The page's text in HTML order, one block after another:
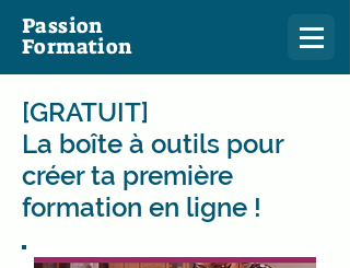
Passion
Formation
[GRATUIT]
La boîte à outils pour
créer ta première
formation en ligne !